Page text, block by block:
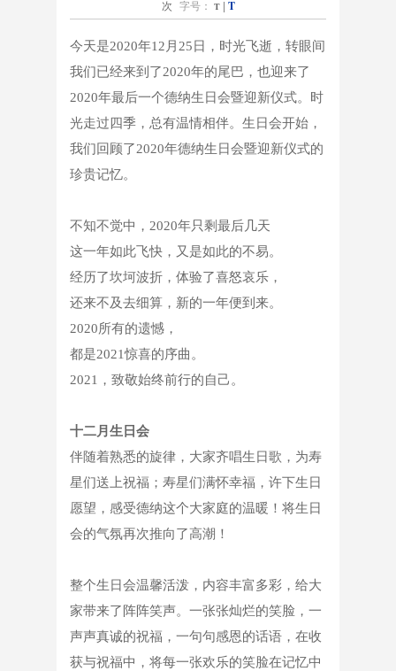
次 字号： T | T
今天是2020年12月25日，时光飞逝，转眼间
我们已经来到了2020年的尾巴，也迎来了
2020年最后一个德纳生日会暨迎新仪式。时
光走过四季，总有温情相伴。生日会开始，
我们回顾了2020年德纳生日会暨迎新仪式的
珍贵记忆。
不知不觉中， 2020年只剩最后几天
这一年如此飞快，又是如此的不易。
经历了坎坷波折，体验了喜怒哀乐，
还来不及去细算，新的一年便到来。
2020所有的遗憾，
都是2021惊喜的序曲。
2021，致敬始终前行的自己。
十二月生日会
伴随着熟悉的旋律，大家齐唱生日歌，为寿
星们送上祝福；寿星们满怀幸福，许下生日
愿望，感受德纳这个大家庭的温暖！将生日
会的气氛再次推向了高潮！
整个生日会温馨活泼，内容丰富多彩，给大
家带来了阵阵笑声。一张张灿烂的笑脸，一
声声真诚的祝福，一句句感恩的话语，在收
获与祝福中，将每一张欢乐的笑脸在记忆中